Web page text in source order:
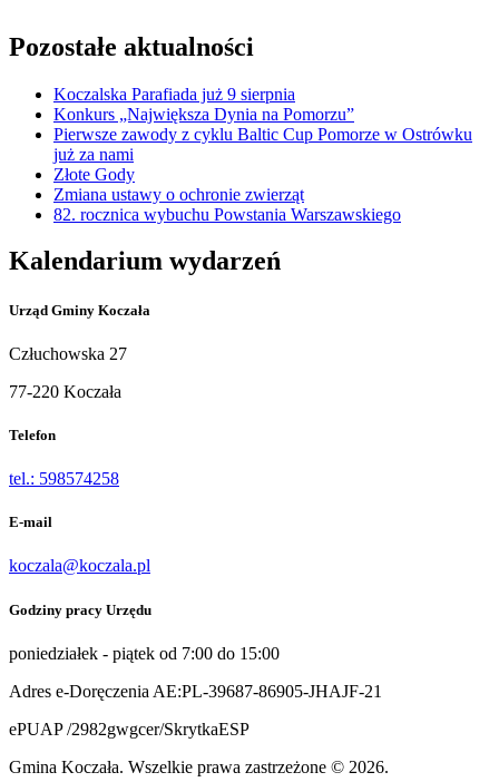
Pozostałe aktualności
Koczalska Parafiada już 9 sierpnia
Konkurs „Największa Dynia na Pomorzu”
Pierwsze zawody z cyklu Baltic Cup Pomorze w Ostrówku
już za nami
Złote Gody
Zmiana ustawy o ochronie zwierząt
82. rocznica wybuchu Powstania Warszawskiego
Kalendarium wydarzeń
Urząd Gminy Koczała
Człuchowska 27
77-220 Koczała
Telefon
tel.: 598574258
E-mail
koczala@koczala.pl
Godziny pracy Urzędu
poniedziałek - piątek od 7:00 do 15:00
Adres e-Doręczenia AE:PL-39687-86905-JHAJF-21
ePUAP /2982gwgcer/SkrytkaESP
Gmina Koczała. Wszelkie prawa zastrzeżone © 2026.